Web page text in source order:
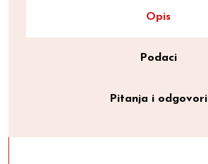
Opis
Podaci
Pitanja i odgovori